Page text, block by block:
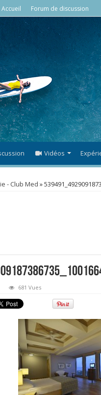
Accueil Forum de discussion
Vidéos
- Club Med »
681 Vues